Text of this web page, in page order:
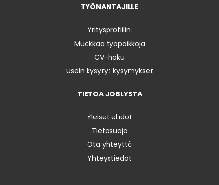
TYÖNANTAJILLE
Yritysprofiilini
Muokkaa työpaikkoja
CV-haku
Usein kysytyt kysymykset
TIETOA JOBLYSTA
Yleiset ehdot
Tietosuoja
Ota yhteyttä
Yhteystiedot